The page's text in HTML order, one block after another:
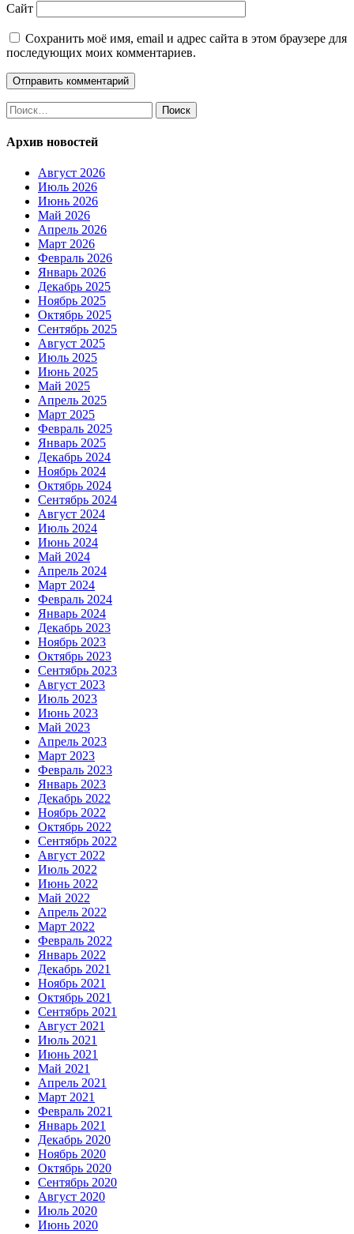
Сайт
Сохранить моё имя, email и адрес сайта в этом браузере для
последующих моих комментариев.
Найти:
Архив новостей
Август 2026
Июль 2026
Июнь 2026
Май 2026
Апрель 2026
Март 2026
Февраль 2026
Январь 2026
Декабрь 2025
Ноябрь 2025
Октябрь 2025
Сентябрь 2025
Август 2025
Июль 2025
Июнь 2025
Май 2025
Апрель 2025
Март 2025
Февраль 2025
Январь 2025
Декабрь 2024
Ноябрь 2024
Октябрь 2024
Сентябрь 2024
Август 2024
Июль 2024
Июнь 2024
Май 2024
Апрель 2024
Март 2024
Февраль 2024
Январь 2024
Декабрь 2023
Ноябрь 2023
Октябрь 2023
Сентябрь 2023
Август 2023
Июль 2023
Июнь 2023
Май 2023
Апрель 2023
Март 2023
Февраль 2023
Январь 2023
Декабрь 2022
Ноябрь 2022
Октябрь 2022
Сентябрь 2022
Август 2022
Июль 2022
Июнь 2022
Май 2022
Апрель 2022
Март 2022
Февраль 2022
Январь 2022
Декабрь 2021
Ноябрь 2021
Октябрь 2021
Сентябрь 2021
Август 2021
Июль 2021
Июнь 2021
Май 2021
Апрель 2021
Март 2021
Февраль 2021
Январь 2021
Декабрь 2020
Ноябрь 2020
Октябрь 2020
Сентябрь 2020
Август 2020
Июль 2020
Июнь 2020